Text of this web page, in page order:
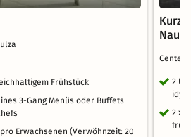
Frühstück
3-Gang Menüs oder Buffets
Erwachsenen (Verwöhnzeit: 20
Center
2
2 x